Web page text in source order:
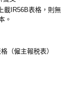
載IR56B表格，則無
。
（僱主報税表）